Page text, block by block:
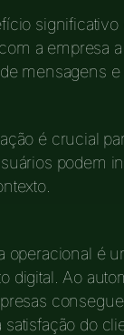
a empresa
mensagens e
é crucial
podem
operacional é
digital. Ao
satisfação do